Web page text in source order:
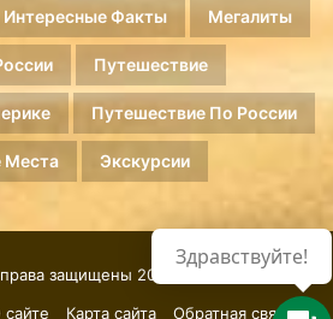
Интересные Факты Мегалиты
Путешествие
Путешествие По России
Места Экскурсии
защищены 2026.
Карта сайта Обратная связь
Здравствуйте!